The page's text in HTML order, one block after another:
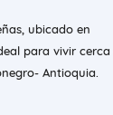
ubicado en
para vivir cerca
Antioquia.